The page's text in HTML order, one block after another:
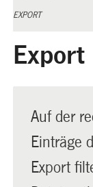
EXPORT
Export
Auf der
Einträge
Export